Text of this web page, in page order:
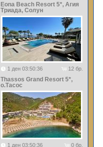
Eona Beach Resort 5*, Агия
Триада, Солун
1 ден 03:50:36 12 бр.
Thassos Grand Resort 5*,
о.Тасос
1 ден 03:50:36 0 бр.